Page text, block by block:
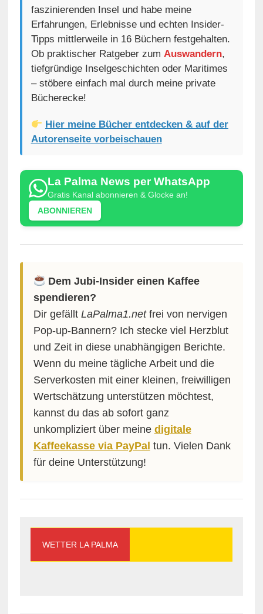
faszinierenden Insel und habe meine
Erfahrungen, Erlebnisse und echten Insider-
Tipps mittlerweile in 16 Büchern festgehalten.
Ob praktischer Ratgeber zum Auswandern,
tiefgründige Inselgeschichten oder Maritimes
– stöbere einfach mal durch meine private
Bücherecke!
Hier meine Bücher entdecken & auf der
Autorenseite vorbeischauen
La Palma News per WhatsApp
Gratis Kanal abonnieren & Glocke an!
ABONNIEREN
Dem Jubi-Insider einen Kaffee
spendieren?
Dir gefällt LaPalma1.netfrei von nervigen
Pop-up-Bannern? Ich stecke viel Herzblut
und Zeit in diese unabhängigen Berichte.
Wenn du meine tägliche Arbeit und die
Serverkosten mit einer kleinen, freiwilligen
Wertschätzung unterstützen möchtest,
kannst du das ab sofort ganz
unkompliziert über meine digitale
Kaffeekasse via PayPal tun. Vielen Dank
für deine Unterstützung!
WETTER LA PALMA